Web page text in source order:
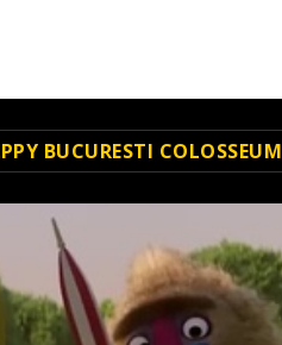
BUCURESTI COLOSSEUM